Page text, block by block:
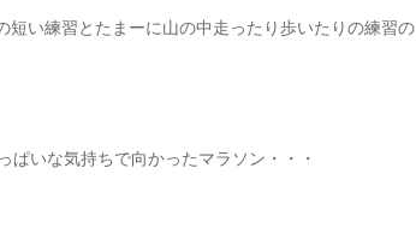
い練習とたまーに山の中走ったり歩いたりの練習の
いな気持ちで向かったマラソン・・・